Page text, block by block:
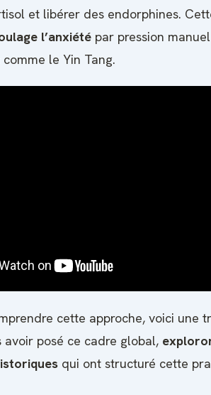
et libérer des endorphines.
l’anxiété par pression
le Yin Tang.
cette approche, voici une
avoir posé ce cadre global,
qui ont structuré cette